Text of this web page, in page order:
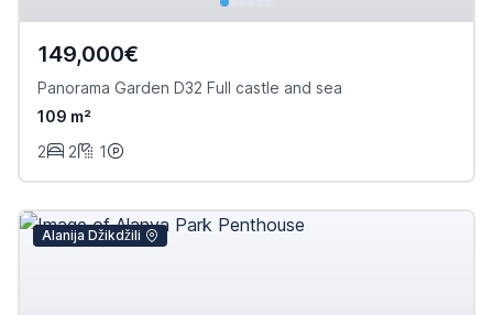
149,000€
Panorama Garden D32 Full castle and sea
109 m²
2
2 1
Alanija Džikdžili